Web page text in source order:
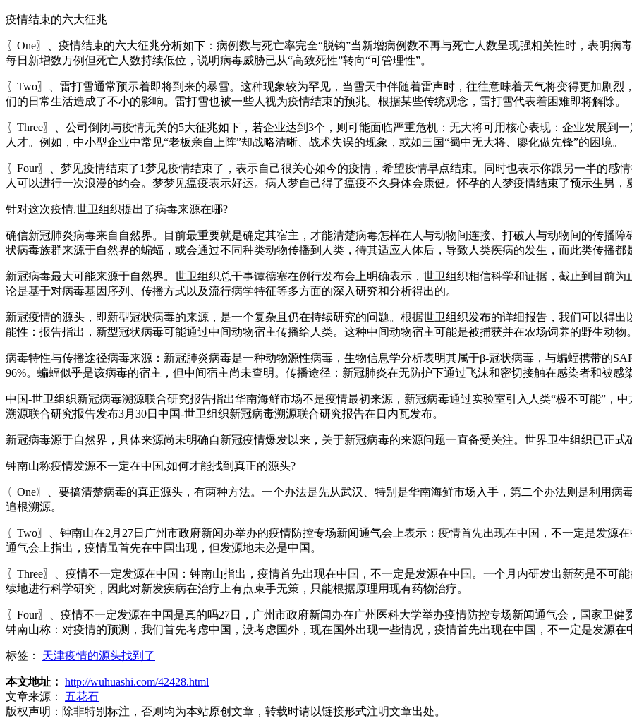
疫情结束的六大征兆
〖One〗、疫情结束的六大征兆分析如下：病例数与死亡率完全“脱钩”当新增病例数不再与死亡人数呈现强相关性时，表明
每日新增数万例但死亡人数持续低位，说明病毒威胁已从“高致死性”转向“可管理性”。
〖Two〗、雷打雪通常预示着即将到来的暴雪。这种现象较为罕见，当雪天中伴随着雷声时，往往意味着天气将变得更加剧
们的日常生活造成了不小的影响。雷打雪也被一些人视为疫情结束的预兆。根据某些传统观念，雷打雪代表着困难即将解除。
〖Three〗、公司倒闭与疫情无关的5大征兆如下，若企业达到3个，则可能面临严重危机：无大将可用核心表现：企业发展到
人才。例如，中小型企业中常见“老板亲自上阵”却战略清晰、战术失误的现象，或如三国“蜀中无大将、廖化做先锋”的困境。
〖Four〗、梦见疫情结束了1梦见疫情结束了，表示自己很关心如今的疫情，希望疫情早点结束。同时也表示你跟另一半的感
人可以进行一次浪漫的约会。梦梦见瘟疫表示好运。病人梦自己得了瘟疫不久身体会康健。怀孕的人梦疫情结束了预示生男，
针对这次疫情,世卫组织提出了病毒来源在哪?
确信新冠肺炎病毒来自自然界。目前最重要就是确定其宿主，才能清楚病毒怎样在人与动物间连接、打破人与动物间的传播
状病毒族群来源于自然界的蝙蝠，或会通过不同种类动物传播到人类，待其适应人体后，导致人类疾病的发生，而此类传播都
新冠病毒最大可能来源于自然界。世卫组织总干事谭德塞在例行发布会上明确表示，世卫组织相信科学和证据，截止到目前
论是基于对病毒基因序列、传播方式以及流行病学特征等多方面的深入研究和分析得出的。
新冠疫情的源头，即新型冠状病毒的来源，是一个复杂且仍在持续研究的问题。根据世卫组织发布的详细报告，我们可以得
能性：报告指出，新型冠状病毒可能通过中间动物宿主传播给人类。这种中间动物宿主可能是被捕获并在农场饲养的野生动物
病毒特性与传播途径病毒来源：新冠肺炎病毒是一种动物源性病毒，生物信息学分析表明其属于β-冠状病毒，与蝙蝠携带的
96%。蝙蝠似乎是该病毒的宿主，但中间宿主尚未查明。传播途径：新冠肺炎在无防护下通过飞沫和密切接触在感染者和被感
中国-世卫组织新冠病毒溯源联合研究报告指出华南海鲜市场不是疫情最初来源，新冠病毒通过实验室引入人类“极不可能”，
溯源联合研究报告发布3月30日中国-世卫组织新冠病毒溯源联合研究报告在日内瓦发布。
新冠病毒源于自然界，具体来源尚未明确自新冠疫情爆发以来，关于新冠病毒的来源问题一直备受关注。世界卫生组织已正
钟南山称疫情发源不一定在中国,如何才能找到真正的源头?
〖One〗、要搞清楚病毒的真正源头，有两种方法。一个办法是先从武汉、特别是华南海鲜市场入手，第二个办法则是利用
追根溯源。
〖Two〗、钟南山在2月27日广州市政府新闻办举办的疫情防控专场新闻通气会上表示：疫情首先出现在中国，不一定是发源
通气会上指出，疫情虽首先在中国出现，但发源地未必是中国。
〖Three〗、疫情不一定发源在中国：钟南山指出，疫情首先出现在中国，不一定是发源在中国。一个月内研发出新药是不可
续地进行科学研究，因此对新发疾病在治疗上有点束手无策，只能根据原理用现有药物治疗。
〖Four〗、疫情不一定发源在中国是真的吗27日，广州市政府新闻办在广州医科大学举办疫情防控专场新闻通气会，国家卫
钟南山称：对疫情的预测，我们首先考虑中国，没考虑国外，现在国外出现一些情况，疫情首先出现在中国，不一定是发源在
标签： 天津疫情的源头找到了
本文地址： http://wuhuashi.com/42428.html
文章来源：
五花石
版权声明： 除非特别标注，否则均为本站原创文章，转载时请以链接形式注明文章出处。